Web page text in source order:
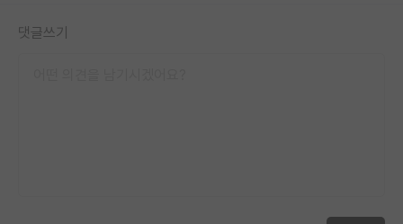
댓글쓰기